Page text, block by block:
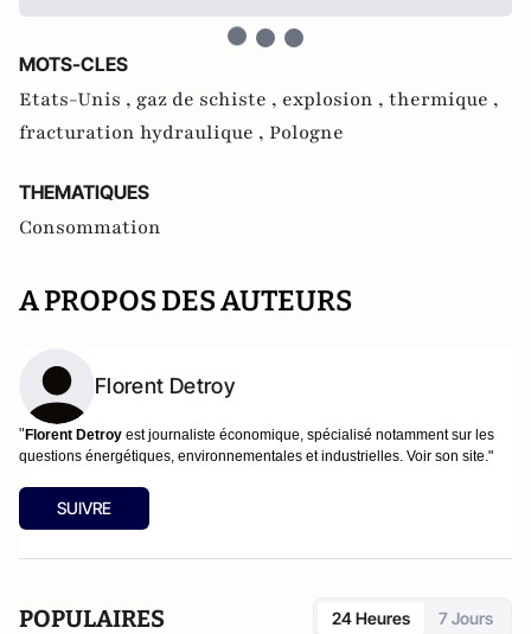
MOTS-CLES
Etats-Unis , gaz de schiste , explosion , thermique ,
fracturation hydraulique , Pologne
THEMATIQUES
Consommation
A PROPOS DES AUTEURS
Florent Detroy
"Florent Detroy est journaliste économique, spécialisé notamment sur les
questions énergétiques, environnementales et industrielles. Voir son site ."
SUIVRE
POPULAIRES 24 Heures 7 Jours